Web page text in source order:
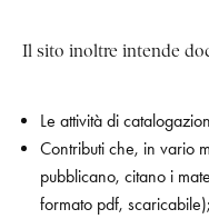
Il sito inoltre intende
Le attività di
Contributi che, in vario
pubblicano, citano i
formato pdf, scaricabile);